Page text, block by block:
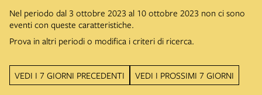
Nel periodo dal 3 ottobre 2023 al 10 ottobre 2023 non ci sono
eventi con queste caratteristiche.
Prova in altri periodi o modifica i criteri di ricerca.
VEDI I 7 GIORNI PRECEDENTI VEDI I PROSSIMI 7 GIORNI